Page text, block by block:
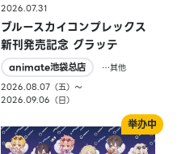
2026.07.31
ブルースカイコンプレックス
新刊発売記念 グラッテ
animate池袋总店
…其他
2026.08.07（五）〜
2026.09.06（日）